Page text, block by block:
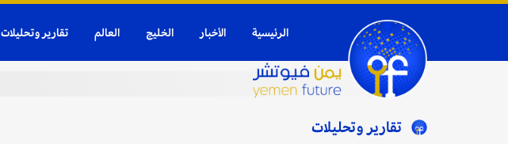
الرئيسية الأخبار الخليج العالم تقارير وتحليلات
تقارير وتحليلات